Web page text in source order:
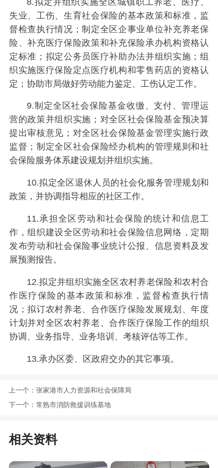
失业、工伤、生育社会保险的基本政策和标准，监
督检查执行情况；制定全区企事业单位补充养老保
险、补充医疗保险政策和补充保险承办机构资格认
定标准；拟定公务员医疗补助办法并组织实施；组
织实施医疗保险定点医疗机构和零售药店的资格认
定；协助市局做好劳动能力鉴定、工伤认定工作。
9.制定全区社会保险基金收缴、支付、管理运
营的政策并组织实施；对全区社会保险基金预决算
提出审核意见；对全区社会保险基金管理实施行政
监督；制定全区社会保险经办机构的管理规则和社
会保险服务体系建设规划并组织实施。
10.拟定全区退休人员的社会化服务管理规划和
政策，并协调指导相应的社区工作。
11.承担全区劳动和社会保险的统计和信息工
作，组织建设全区劳动和社会保险信息网络，定期
发布劳动和社会保险事业统计公报、信息资料及发
展预测报告。
12.拟定并组织实施全区农村养老保险和农村合
作医疗保险的基本政策和标准，监督检查执行情
况；拟订农村养老、合作医疗保险发展规划、年度
计划并对全区农村养老、合作医疗保险工作的组织
协调、业务指导、业务培训、考核评估等工作。
13.承办区委、区政府交办的其它事项。
上一个： 张家港市人力资源和社会保障局
下一个： 常熟市消防救援训练基地
相关资料